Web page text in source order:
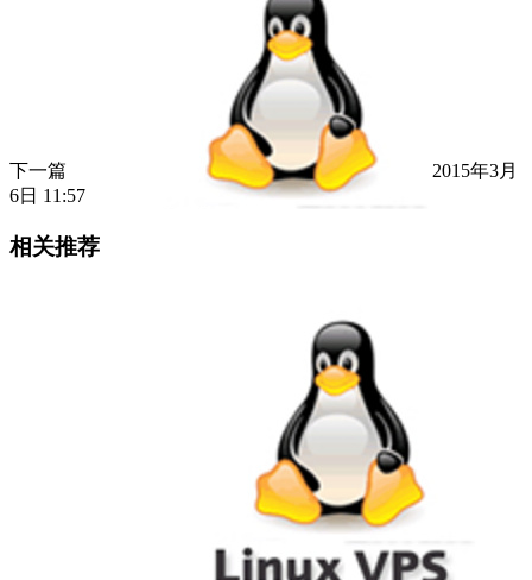
下一篇
2015年3月
6日 11:57
相关推荐